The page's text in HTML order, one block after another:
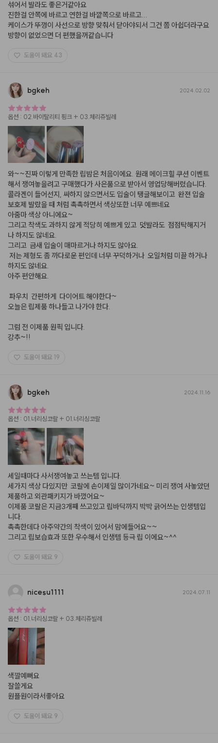
섞어서 발라도 좋은거같아요
진한걸 안쪽에 바르고 연한걸 바깥쪽으로 바르고...
케이스가 뚜껑이 사선으로 방향 맞춰서 닫아야되서 그건 쫌 아쉽더라구요
방향이 없었으면 더 편했을꺼같습니다
도움이 돼요 43
bgkeh 2024.02.02
옵션 : 02.바이탈리티 핑크 + 03.체리쥬빌레
와~~진짜 이렇게 만족한 립밤은 처음이에요. 원래 메이크힐 쿠션 이벤트
해서 쟁여놓을려고 구매했다가 사은품으로 받아서 영업당해버렸습니다.
콜라겐이 들어선지, 싸하지 않으면서도 입술이 탱글해보이고  완젼 입술
보호제 발랐을 때 처럼 촉촉하면서 색상또한 너무 예쁘네요
아줌마 색상 아니에요~
그리고 착색도 과하지 않게 적당히 예쁘게 있고  덧발라도  점점탁해지거
나 하지도 않네요.
그리고  금새 입술이 매마르거나 하지도 않아요.
하지도 않네요.
아주 편안해요.
오늘은 립제품 하나들고 나가야 한다.
그럼 전 이제품 원픽 입니다.
강추~!!
도움이 돼요 19
bgkeh 2024.11.16
옵션 : 01.너리싱코랄 + 01.너리싱코랄
세일때마다 사서쟁여놓고 쓰는템 입니다.
세가지 색상 다있지만  코랄에 손이제일 많이가네요~ 미리 쟁여 사놓았던
제품하고 외관패키지가 바꼈어요~
이제품 코랄은 지금3개째 쓰고있고 립바닥까지 박박 긁어쓰는 인생템입
니다.
촉촉한데다 아주약간의 착색이 있어서 맘에들어요~~
그리고 립보습효과 또한 우수해서 인생템 등극 립 이에요~^^
도움이 돼요 9
nicesu1111 2024.07.11
옵션 : 01.너리싱코랄 + 03.체리쥬빌레
색깔예뻐요
잘쓸게요
원플원이라서좋아요
도움이 돼요 9